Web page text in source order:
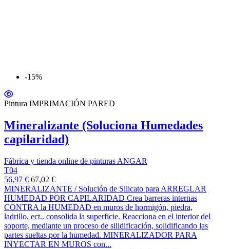
-15%
Pintura IMPRIMACIÓN PARED
Mineralizante (Soluciona Humedades
capilaridad)
Fábrica y tienda online de pinturas ANGAR
T04
56,97 € 67,02 €
MINERALIZANTE / Solución de Silicato para ARREGLAR
HUMEDAD POR CAPILARIDAD Crea barreras internas
CONTRA la HUMEDAD en muros de hormigón, piedra,
ladrillo, ect.. consolida la superficie. Reacciona en el interior del
soporte, mediante un proceso de silidificación, solidificando las
partes sueltas por la humedad. MINERALIZADOR PARA
INYECTAR EN MUROS con...